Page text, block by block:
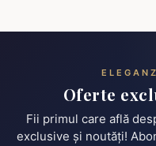
Oferte
Fii primul care află
exclusive și noutăți!